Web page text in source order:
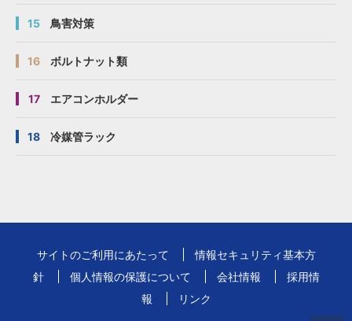
15 鳥害対策
16 ボルトナット類
17 エアコンホルダー
18 冷媒管ラック
サイトのご利用にあたって
情報セキュリティ基本方
針
個人情報の保護について 会社情報
採用情
報
リンク